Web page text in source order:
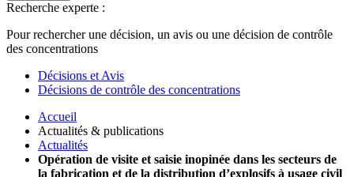
Recherche experte :
Pour rechercher une décision, un avis ou une décision de contrôle
des concentrations
Décisions et Avis
Décisions de contrôle des concentrations
Accueil
Actualités & publications
Actualités
Opération de visite et saisie inopinée dans les secteurs de
la fabrication et de la distribution d’explosifs à usage civil